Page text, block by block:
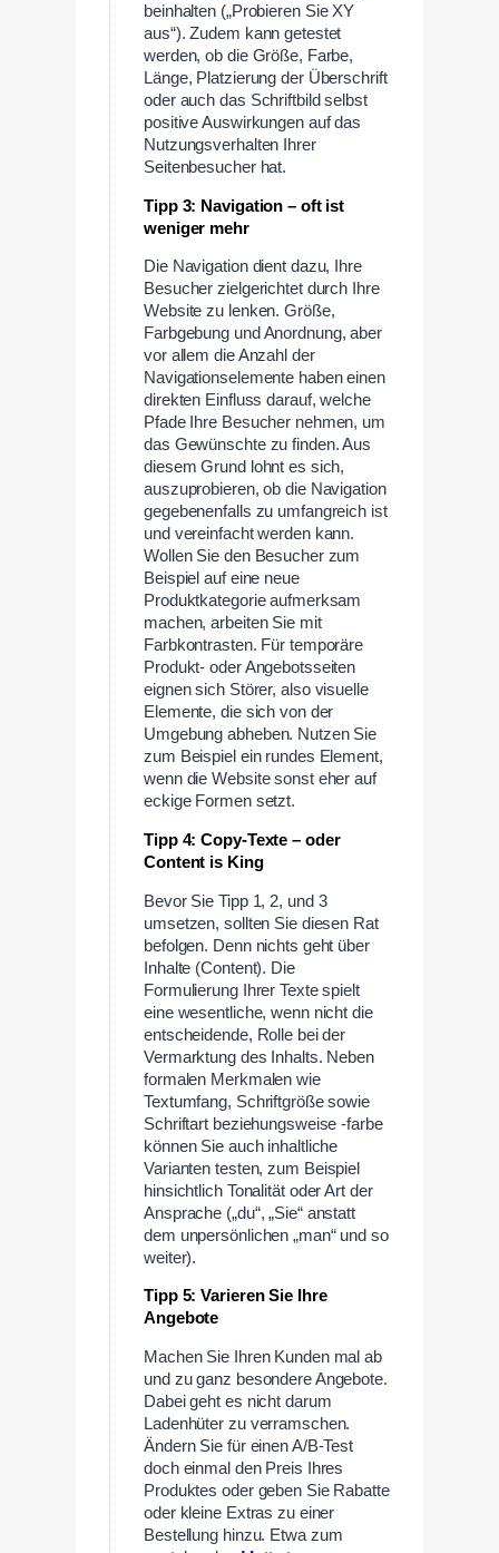
beinhalten („Probieren Sie XY
aus“). Zudem kann getestet
werden, ob die Größe, Farbe,
Länge, Platzierung der Überschrift
oder auch das Schriftbild selbst
positive Auswirkungen auf das
Nutzungsverhalten Ihrer
Seitenbesucher hat.
Tipp 3: Navigation – oft ist
weniger mehr
Die Navigation dient dazu, Ihre
Besucher zielgerichtet durch Ihre
Website zu lenken. Größe,
Farbgebung und Anordnung, aber
vor allem die Anzahl der
Navigationselemente haben einen
direkten Einfluss darauf, welche
Pfade Ihre Besucher nehmen, um
das Gewünschte zu finden. Aus
diesem Grund lohnt es sich,
auszuprobieren, ob die Navigation
gegebenenfalls zu umfangreich ist
und vereinfacht werden kann.
Wollen Sie den Besucher zum
Beispiel auf eine neue
Produktkategorie aufmerksam
machen, arbeiten Sie mit
Farbkontrasten. Für temporäre
Produkt- oder Angebotsseiten
eignen sich Störer, also visuelle
Elemente, die sich von der
Umgebung abheben. Nutzen Sie
zum Beispiel ein rundes Element,
wenn die Website sonst eher auf
eckige Formen setzt.
Tipp 4: Copy-Texte – oder
Content is King
Bevor Sie Tipp 1, 2, und 3
umsetzen, sollten Sie diesen Rat
befolgen. Denn nichts geht über
Inhalte (Content). Die
Formulierung Ihrer Texte spielt
eine wesentliche, wenn nicht die
entscheidende, Rolle bei der
Vermarktung des Inhalts. Neben
formalen Merkmalen wie
Textumfang, Schriftgröße sowie
Schriftart beziehungsweise -farbe
können Sie auch inhaltliche
Varianten testen, zum Beispiel
hinsichtlich Tonalität oder Art der
Ansprache („du“, „Sie“ anstatt
dem unpersönlichen „man“ und so
weiter).
Tipp 5: Varieren Sie Ihre
Angebote
Machen Sie Ihren Kunden mal ab
und zu ganz besondere Angebote.
Dabei geht es nicht darum
Ladenhüter zu ver­ram­schen.
Ändern Sie für einen A/B-Test
doch einmal den Preis Ihres
Produktes oder geben Sie Rabatte
oder kleine Extras zu einer
Bestellung hinzu. Etwa zum